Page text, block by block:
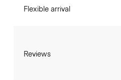
Flexible arrival
Reviews